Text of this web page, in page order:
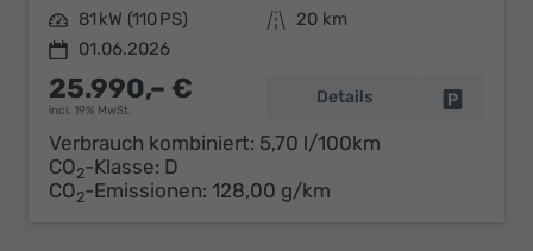
Leistung 81 kW (110 PS) Kilometerstand
20 km
01.06.2026
25.990,– €
incl. 19% MwSt.
Details
Verbrauch kombiniert: 5,70 l/100km
CO2-Klasse: D
CO2-Emissionen: 128,00 g/km